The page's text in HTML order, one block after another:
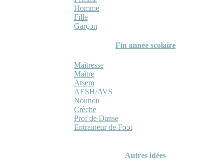
Homme
Fille
Garçon
Fin année scolaire
Maîtresse
Maître
Atsem
AESH/AVS
Nounou
Crèche
Prof de Danse
Entraineur de Foot
Autres idées